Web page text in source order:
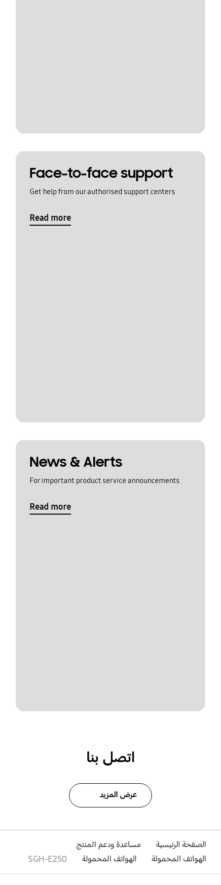
Face-to-face support
Get help from our authorised support centers
Read more
News & Alerts
For important product service announcements
Read more
اتصل بنا
عرض المزيد
الصفحة الرئيسية
مساعدة ودعم المنتج
الهواتف المحمولة
الهواتف المحمولة SGH-E250